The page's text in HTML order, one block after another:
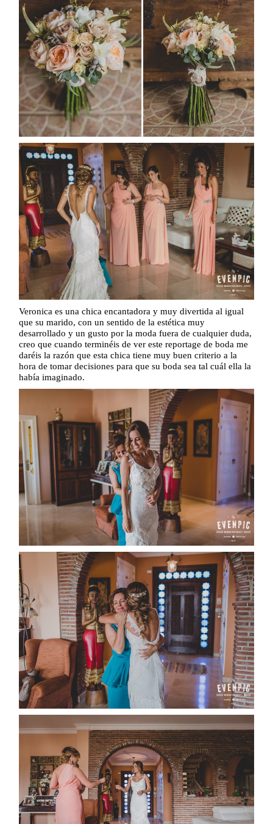
Veronica es una chica encantadora y muy divertida al igual
que su marido, con un sentido de la estética muy
desarrollado y un gusto por la moda fuera de cualquier duda,
creo que cuando terminéis de ver este reportage de boda me
daréis la razón que esta chica tiene muy buen criterio a la
hora de tomar decisiones para que su boda sea tal cuál ella la
había imaginado.